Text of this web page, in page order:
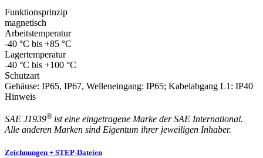
Funktionsprinzip
magnetisch
Arbeitstemperatur
-40 °C bis +85 °C
Lagertemperatur
-40 °C bis +100 °C
Schutzart
Gehäuse: IP65, IP67, Welleneingang: IP65; Kabelabgang L1: IP40
Hinweis
SAE J1939® ist eine eingetragene Marke der SAE International.
Alle anderen Marken sind Eigentum ihrer jeweiligen Inhaber.
Zeichnungen + STEP-Dateien